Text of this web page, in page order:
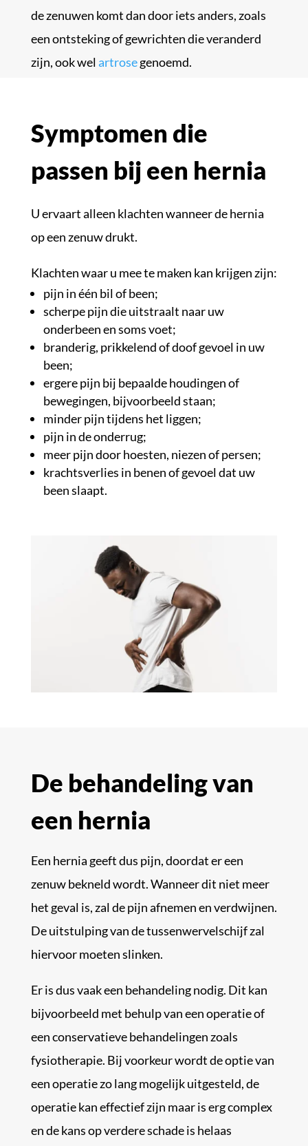
de zenuwen komt dan door iets anders, zoals
een ontsteking of gewrichten die veranderd
zijn, ook welartrosegenoemd.
Symptomen die
passen bij een hernia
U ervaart alleen klachten wanneer de hernia
op een zenuw drukt.
Klachten waar u mee te maken kan krijgen zijn:
pijn in één bil of been;
scherpe pijn die uitstraalt naar uw
onderbeen en soms voet;
branderig, prikkelend of doof gevoel in uw
been;
ergere pijn bij bepaalde houdingen of
bewegingen, bijvoorbeeld staan;
minder pijn tijdens het liggen;
pijn in de onderrug;
meer pijn door hoesten, niezen of persen;
krachtsverlies in benen of gevoel dat uw
been slaapt.
De behandeling van
een hernia
Een hernia geeft dus pijn, doordat er een
zenuw bekneld wordt. Wanneer dit niet meer
het geval is, zal de pijn afnemen en verdwijnen.
De uitstulping van de tussenwervelschijf zal
hiervoor moeten slinken.
Er is dus vaak een behandeling nodig. Dit kan
bijvoorbeeld met behulp van een operatie of
een conservatieve behandelingen zoals
fysiotherapie. Bij voorkeur wordt de optie van
een operatie zo lang mogelijk uitgesteld, de
operatie kan effectief zijn maar is erg complex
en de kans op verdere schade is helaas